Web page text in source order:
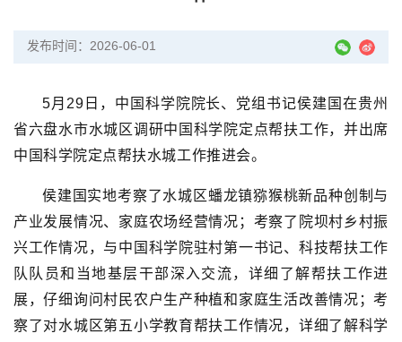
发布时间：2026-06-01
5月29日，中国科学院院长、党组书记侯建国在贵州
省六盘水市水城区调研中国科学院定点帮扶工作，并出席
中国科学院定点帮扶水城工作推进会。
侯建国实地考察了水城区蟠龙镇猕猴桃新品种创制与
产业发展情况、家庭农场经营情况；考察了院坝村乡村振
兴工作情况，与中国科学院驻村第一书记、科技帮扶工作
队队员和当地基层干部深入交流，详细了解帮扶工作进
展，仔细询问村民农户生产种植和家庭生活改善情况；考
察了对水城区第五小学教育帮扶工作情况，详细了解科学